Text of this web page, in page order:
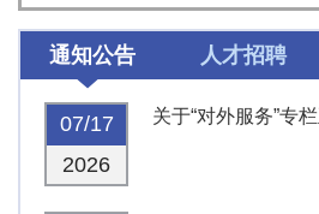
通知公告 人才招聘
07/17
2026
关于“对外服务”专